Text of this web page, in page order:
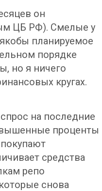
он
ЦБ РФ). Смелые у
планируемое
порядке
но я ничего
кругах.
на последние
проценты
средства
репо
снова